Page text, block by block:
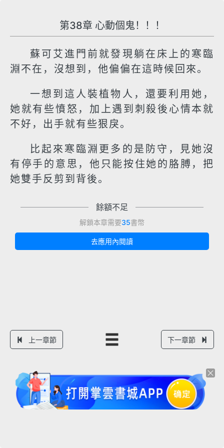
第38章 心動個鬼！！！
蘇可艾進門前就發現躺在床上的寒臨
淵不在，沒想到，他偏偏在這時候回來。
一想到這人裝植物人，還要利用她，
她就有些憤怒，加上遇到刺殺後心情本就
不好，出手就有些狠戾。
比起來寒臨淵更多的是防守，見她沒
有停手的意思，他只能按住她的胳膊，把
她雙手反剪到背後。
餘額不足
解鎖本章需要35書幣
去應用內閱讀
上一章節 下一章節